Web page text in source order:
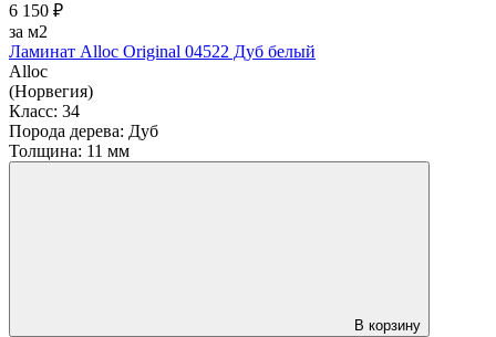
6 150 ₽
за м2
Ламинат Alloc Original 04522 Дуб белый
Alloc
(Норвегия)
Класс: 34
Порода дерева: Дуб
Толщина: 11 мм
В корзину